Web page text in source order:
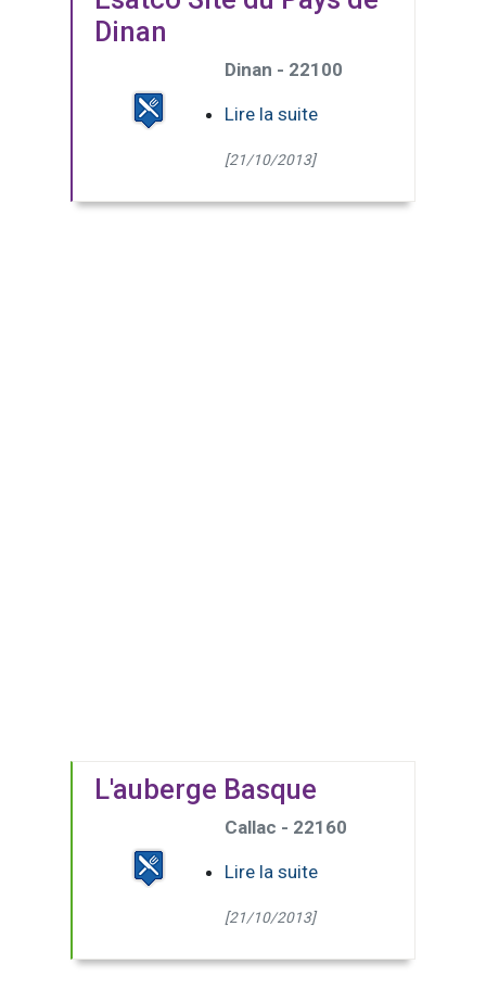
Dinan
Dinan - 22100
Lire la suite
[21/10/2013]
L'auberge Basque
Callac - 22160
Lire la suite
[21/10/2013]